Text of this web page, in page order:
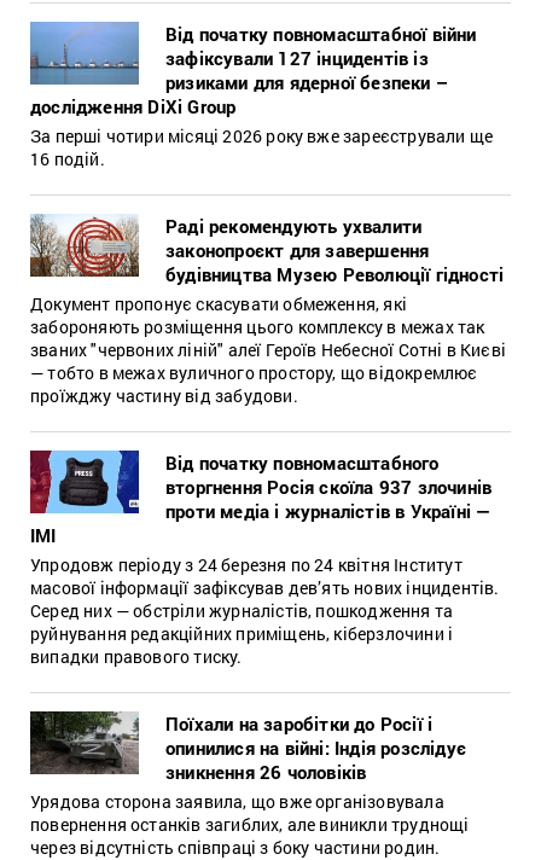
Від початку повномасштабної війни
зафіксували 127 інцидентів із
ризиками для ядерної безпеки –
дослідження DiXi Group
За перші чотири місяці 2026 року вже зареєстрували ще
16 подій.
Раді рекомендують ухвалити
законопроєкт для завершення
будівництва Музею Революції гідності
Документ пропонує скасувати обмеження, які
забороняють розміщення цього комплексу в межах так
званих "червоних ліній" алеї Героїв Небесної Сотні в Києві
— тобто в межах вуличного простору, що відокремлює
проїжджу частину від забудови.
Від початку повномасштабного
вторгнення Росія скоїла 937 злочинів
проти медіа і журналістів в Україні —
ІМІ
Упродовж періоду з 24 березня по 24 квітня Інститут
масової інформації зафіксував дев’ять нових інцидентів.
Серед них — обстріли журналістів, пошкодження та
руйнування редакційних приміщень, кіберзлочини і
випадки правового тиску.
Поїхали на заробітки до Росії і
опинилися на війні: Індія розслідує
зникнення 26 чоловіків
Урядова сторона заявила, що вже організовувала
повернення останків загиблих, але виникли труднощі
через відсутність співпраці з боку частини родин.